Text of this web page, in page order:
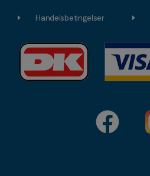
Handelsbetingelser